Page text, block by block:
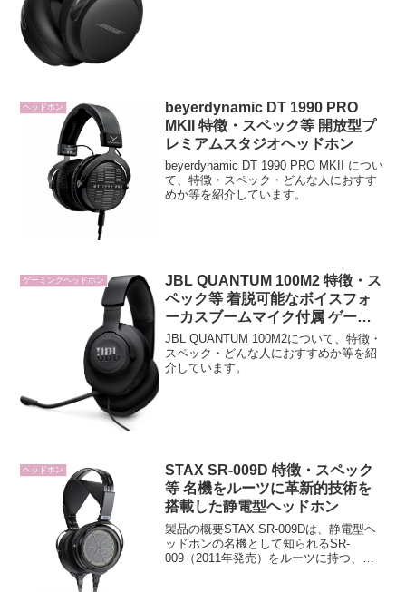
ヘッドホン
beyerdynamic DT 1990 PRO
MKII 特徴・スペック等 開放型プ
レミアムスタジオヘッドホン
beyerdynamic DT 1990 PRO MKII につい
て、特徴・スペック・どんな人におすす
めか等を紹介しています。
ゲーミングヘッドホン
JBL QUANTUM 100M2 特徴・ス
ペック等 着脱可能なボイスフォ
ーカスブームマイク付属 ゲーミ
ングヘッドセット
JBL QUANTUM 100M2について、特徴・
スペック・どんな人におすすめか等を紹
介しています。
ヘッドホン
STAX SR-009D 特徴・スペック
等 名機をルーツに革新的技術を
搭載した静電型ヘッドホン
製品の概要STAX SR-009Dは、静電型ヘ
ッドホンの名機として知られるSR-
009（2011年発売）をルーツに持つ、復